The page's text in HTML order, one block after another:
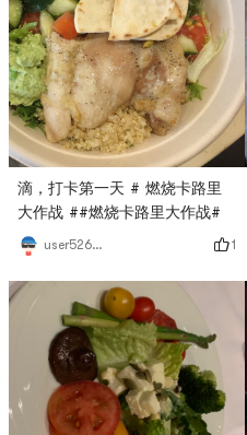
滴，打卡第一天 # 燃烧卡路里
大作战 ##燃烧卡路里大作战#
user5264193664 1